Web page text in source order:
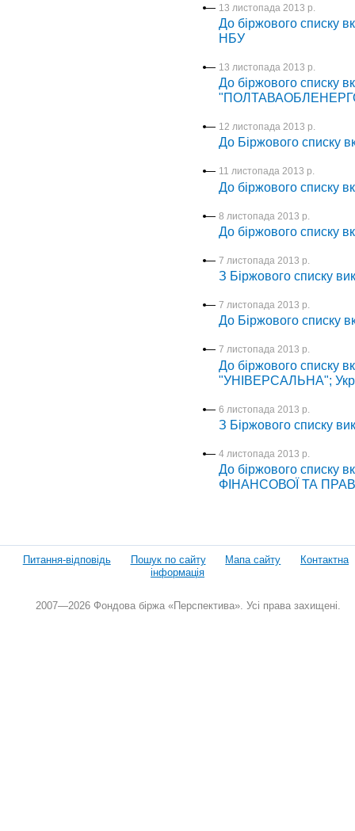
13 листопада 2013 р.
До біржового списку
НБУ
13 листопада 2013 р.
До біржового списку
12 листопада 2013 р.
До Біржового списку
11 листопада 2013 р.
До біржового списку
8 листопада 2013 р.
До біржового списку
7 листопада 2013 р.
З Біржового списку
7 листопада 2013 р.
До Біржового списку
7 листопада 2013 р.
До біржового списку
"УНІВЕРСАЛЬНА";
6 листопада 2013 р.
З Біржового списку
4 листопада 2013 р.
До біржового списку
ФІНАНСОВОЇ ТА
Питання-відповідь Пошук по сайту Мапа сайту
Контактна
інформація
2007—2026 Фондова біржа «Перспектива». Усі права захищені.